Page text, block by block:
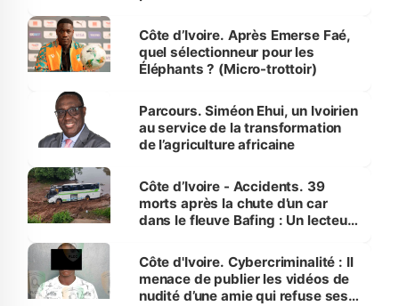
Côte d’Ivoire. Après Emerse Faé,
quel sélectionneur pour les
Éléphants ? (Micro-trottoir)
Parcours. Siméon Ehui, un Ivoirien
au service de la transformation
de l’agriculture africaine
Côte d’Ivoire - Accidents. 39
morts après la chute d’un car
dans le fleuve Bafing : Un lecteur
des Transports
Côte d'Ivoire. Cybercriminalité : Il
menace de publier les vidéos de
nudité d’une amie qui refuse ses